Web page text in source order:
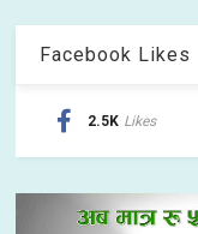
Facebook Likes
2.5K Likes